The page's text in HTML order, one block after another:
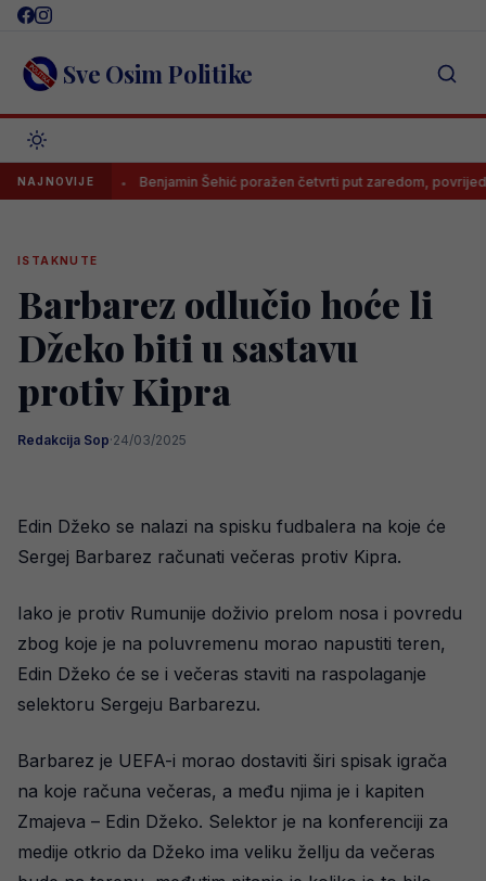
Skip
content Sve Osim Politike
NAJNOVIJEBenjamin Šehić poražen četvrti put zaredom, povrijedio se u
ISTAKNUTE
Barbarez odlučio hoće li
Džeko biti u sastavu
protiv Kipra
Redakcija Sop·24/03/2025
Edin Džeko se nalazi na spisku fudbalera na koje će
Sergej Barbarez računati večeras protiv Kipra.
Iako je protiv Rumunije doživio prelom nosa i povredu
zbog koje je na poluvremenu morao napustiti teren,
Edin Džeko će se i večeras staviti na raspolaganje
selektoru Sergeju Barbarezu.
Barbarez je UEFA-i morao dostaviti širi spisak igrača
na koje računa večeras, a među njima je i kapiten
Zmajeva – Edin Džeko. Selektor je na konferenciji za
medije otkrio da Džeko ima veliku žellju da večeras